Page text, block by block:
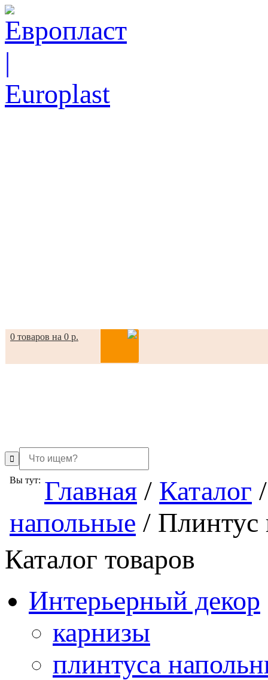
0 товаров на 0 р.
Вы тут: Главная / Каталог /
напольные / Плинтус
Каталог товаров
Интерьерный декор
карнизы
плинтуса